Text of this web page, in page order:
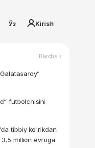
Ўз Kirish
Barcha ›
futbolchisini
tibbiy ko'rikdan
million evroga